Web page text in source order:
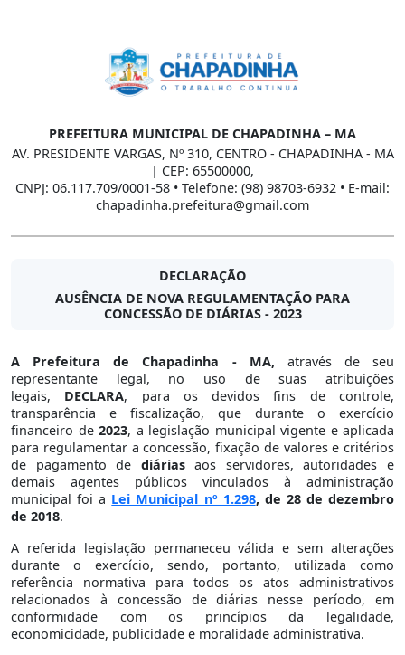
PREFEITURA MUNICIPAL DE CHAPADINHA – MA
AV. PRESIDENTE VARGAS, Nº 310, CENTRO - CHAPADINHA - MA
| CEP: 65500000,
CNPJ: 06.117.709/0001-58 • Telefone: (98) 98703-6932 • E-mail:
chapadinha.prefeitura@gmail.com
DECLARAÇÃO
AUSÊNCIA DE NOVA REGULAMENTAÇÃO PARA
CONCESSÃO DE DIÁRIAS - 2023
A Prefeitura de Chapadinha - MA, através de seu
representante legal, no uso de suas atribuições
legais, DECLARA, para os devidos fins de controle,
transparência e fiscalização, que durante o exercício
financeiro de 2023, a legislação municipal vigente e aplicada
para regulamentar a concessão, fixação de valores e critérios
de pagamento de diáriasaos servidores, autoridades e
demais agentes públicos vinculados à administração
municipal foi a Lei Municipal nº 1.298, de 28 de dezembro
de 2018.
A referida legislação permaneceu válida e sem alterações
durante o exercício, sendo, portanto, utilizada como
referência normativa para todos os atos administrativos
relacionados à concessão de diárias nesse período, em
conformidade com os princípios da legalidade,
economicidade, publicidade e moralidade administrativa.